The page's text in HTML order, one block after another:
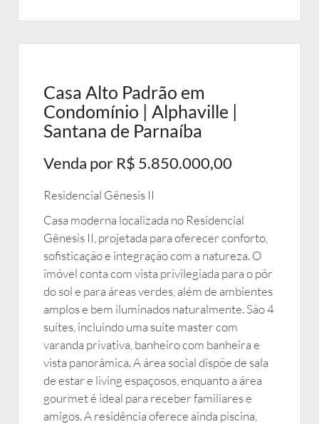
Casa Alto Padrão em
Condomínio | Alphaville |
Santana de Parnaíba
Venda por R$ 5.850.000,00
Residencial Gênesis II
Casa moderna localizada no Residencial
Gênesis II, projetada para oferecer conforto,
sofisticação e integração com a natureza. O
imóvel conta com vista privilegiada para o pôr
do sol e para áreas verdes, além de ambientes
amplos e bem iluminados naturalmente. São 4
suítes, incluindo uma suíte master com
varanda privativa, banheiro com banheira e
vista panorâmica. A área social dispõe de sala
de estar e living espaçosos, enquanto a área
gourmet é ideal para receber familiares e
amigos. A residência oferece ainda piscina,